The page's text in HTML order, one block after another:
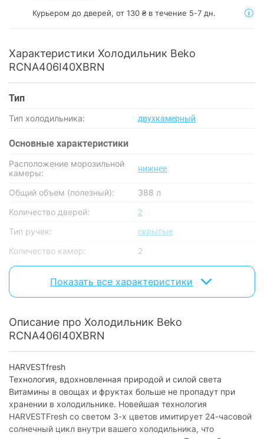
Курьером до дверей, от 130 ₴ в течение 5-7 дн.
Характеристики Холодильник Beko
RCNA406I40XBRN
Тип
Тип холодильника: двухкамерный
Основные характеристики
Расположение морозильной
камеры:
нижнее
Общий объем (полезный):
388 л
Количество дверей:
2
Тип ручек: скрытые
Количество камер: 2
Наличие No Frost:
морозильная камера
Уровень шума:
38 дБ
Климатический класс:
SN-T
Хладагент:
Компрессор
Количество компрессоров:
1
Тип компрессора:
обычный компрессор
Энергоэффективность
Показать все характеристики
Описание про Холодильник Beko
RCNA406I40XBRN
HARVESTfresh
Технология, вдохновленная природой и силой света
Витамины в овощах и фруктах больше не пропадут при
хранении в холодильнике. Новейшая технология
HARVESTFresh со светом 3-х цветов имитирует 24-часовой
солнечный цикл внутри вашего холодильника, что